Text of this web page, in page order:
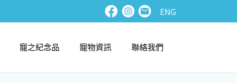
ENG
寵之紀念品 寵物資訊 聯絡我們